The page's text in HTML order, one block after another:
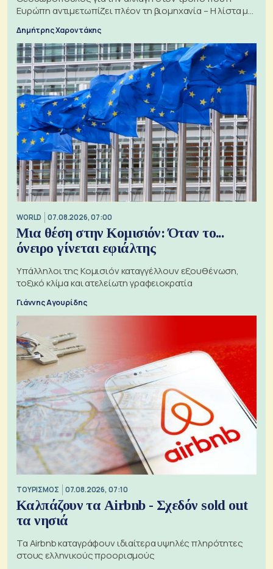
Ευρώπη αντιμετωπίζει πλέον τη βιομηχανία – Η λίστα με
Δημήτρης Χαροντάκης
WORLD 07.08.2026, 07:00
Μια θέση στην Κομισιόν: Όταν το...
όνειρο γίνεται εφιάλτης
Υπάλληλοι της Κομισιόν καταγγέλλουν εξουθένωση,
τοξικό κλίμα και ατελείωτη γραφειοκρατία
Γιάννης Αγουρίδης
ΤΟΥΡΙΣΜΟΣ 07.08.2026, 07:10
Καλπάζουν τα Airbnb - Σχεδόν sold out
τα νησιά
Τα Airbnb καταγράφουν ιδιαίτερα υψηλές πληρότητες
στους ελληνικούς προορισμούς